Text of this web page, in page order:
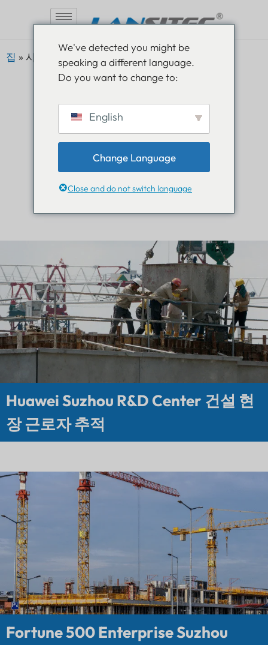
츠
집 » 사례 건설 현장
사용 사례
건설 현장
Huawei Suzhou R&D Center 건설 현
장 근로자 추적
Fortune 500 Enterprise Suzhou
We've detected you might be
speaking a different language.
Do you want to change to:
English
Change Language
Close and do not switch language